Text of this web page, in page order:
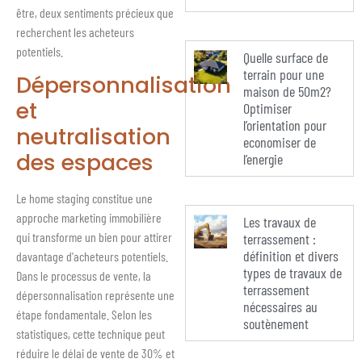
être, deux sentiments précieux que
recherchent les acheteurs
potentiels.
Dépersonnalisation
et
neutralisation
des espaces
Le home staging constitue une
approche marketing immobilière
qui transforme un bien pour attirer
davantage d'acheteurs potentiels.
Dans le processus de vente, la
dépersonnalisation représente une
étape fondamentale. Selon les
statistiques, cette technique peut
réduire le délai de vente de 30% et
Quelle surface de
terrain pour une
maison de 50m2?
Optimiser
l’orientation pour
economiser de
l’energie
Les travaux de
terrassement :
définition et divers
types de travaux de
terrassement
nécessaires au
soutènement